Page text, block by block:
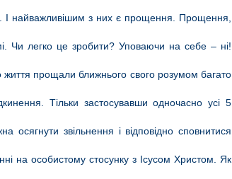
І найважливішим з них є прощення. Прощення,
Чи легко це зробити? Уповаючи на себе – ні!
життя прощали ближнього свого розумом багато
Тільки застосувавши одночасно усі 5
звільнення і відповідно сповнитися
на особистому стосунку з Ісусом Христом. Як